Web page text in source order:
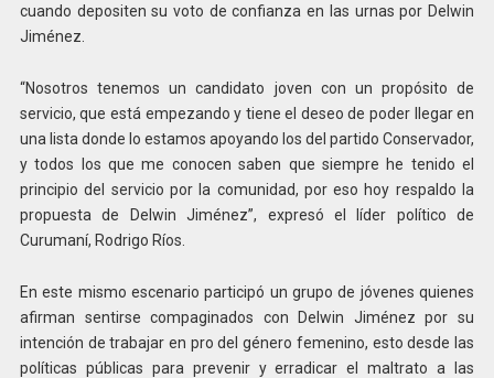
cuando depositen su voto de confianza en las urnas por Delwin
Jiménez.
“Nosotros tenemos un candidato joven con un propósito de
servicio, que está empezando y tiene el deseo de poder llegar en
una lista donde lo estamos apoyando los del partido Conservador,
y todos los que me conocen saben que siempre he tenido el
principio del servicio por la comunidad, por eso hoy respaldo la
propuesta de Delwin Jiménez”, expresó el líder político de
Curumaní, Rodrigo Ríos.
En este mismo escenario participó un grupo de jóvenes quienes
afirman sentirse compaginados con Delwin Jiménez por su
intención de trabajar en pro del género femenino, esto desde las
políticas públicas para prevenir y erradicar el maltrato a las